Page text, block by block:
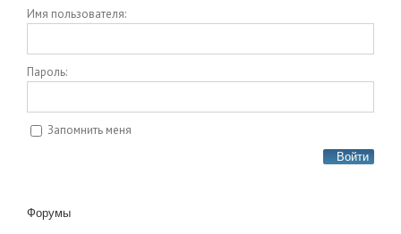
Имя пользователя:
Пароль:
Запомнить меня
Войти
Форумы